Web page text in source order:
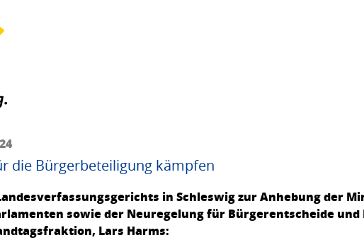
die Bürgerbeteiligung kämpfen
in Schleswig zur Anhebung der
sowie der Neuregelung für Bürgerentscheide
Lars Harms: